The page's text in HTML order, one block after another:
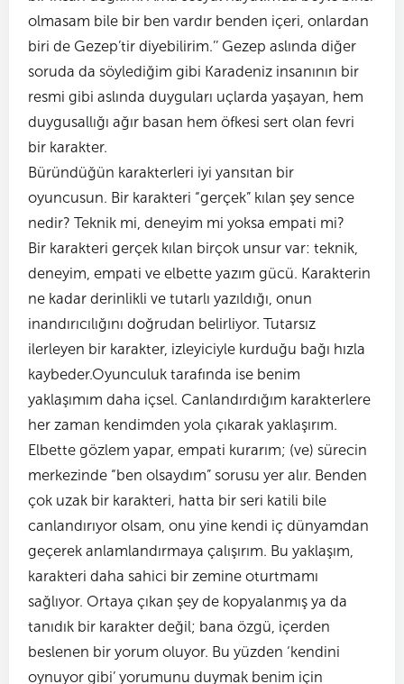
olmasam bile bir ben vardır benden içeri, onlardan
biri de Gezep’tir diyebilirim.’’ Gezep aslında diğer
soruda da söylediğim gibi Karadeniz insanının bir
resmi gibi aslında duyguları uçlarda yaşayan, hem
duygusallığı ağır basan hem öfkesi sert olan fevri
bir karakter.
Büründüğün karakterleri iyi yansıtan bir
oyuncusun. Bir karakteri “gerçek” kılan şey sence
nedir? Teknik mi, deneyim mi yoksa empati mi?
Bir karakteri gerçek kılan birçok unsur var: teknik,
deneyim, empati ve elbette yazım gücü. Karakterin
ne kadar derinlikli ve tutarlı yazıldığı, onun
inandırıcılığını doğrudan belirliyor. Tutarsız
ilerleyen bir karakter, izleyiciyle kurduğu bağı hızla
kaybeder.Oyunculuk tarafında ise benim
yaklaşımım daha içsel. Canlandırdığım karakterlere
her zaman kendimden yola çıkarak yaklaşırım.
Elbette gözlem yapar, empati kurarım; (ve) sürecin
merkezinde “ben olsaydım” sorusu yer alır. Benden
çok uzak bir karakteri, hatta bir seri katili bile
canlandırıyor olsam, onu yine kendi iç dünyamdan
geçerek anlamlandırmaya çalışırım. Bu yaklaşım,
karakteri daha sahici bir zemine oturtmamı
sağlıyor. Ortaya çıkan şey de kopyalanmış ya da
tanıdık bir karakter değil; bana özgü, içerden
beslenen bir yorum oluyor. Bu yüzden ‘kendini
oynuyor gibi’ yorumunu duymak benim için